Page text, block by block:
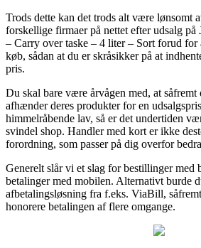
Trods dette kan det trods alt være lønsomt
forskellige firmaer på nettet efter udsalg
– Carry over taske – 4 liter – Sort forud for
køb, sådan at du er skråsikker på at
pris.
Du skal bare være årvågen med, at såfremt
afhænder deres produkter for en
himmelråbende lav, så er det undertiden
svindel shop. Handler med kort er ikke
forordning, som passer på dig overfor
Generelt slår vi et slag for bestillinger med
betalinger med mobilen. Alternativt burde
afbetalingsløsning fra f.eks. ViaBill,
honorere betalingen af flere omgange.